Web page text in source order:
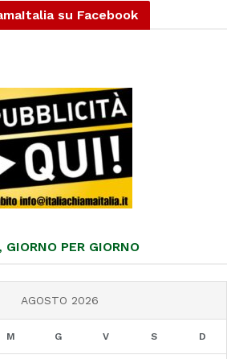
su Facebook
PER GIORNO
AGOSTO 2026
M G V S D